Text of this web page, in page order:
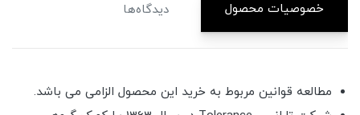
خصوصیات محصول دیدگاه‌ها
مطالعه قوانین مربوط به خرید این محصول الزامی می باشد.